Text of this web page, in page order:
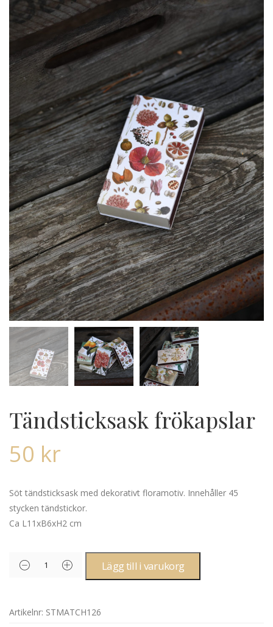
Tändsticksask frökapslar
50 kr
Söt tändsticksask med dekorativt floramotiv. Innehåller 45
stycken tändstickor.
Ca L11xB6xH2 cm
Lägg till i varukorg
Artikelnr: STMATCH126